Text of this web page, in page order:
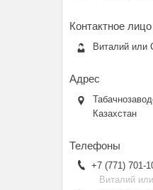
Виталий или
Казахстан
+7 (771) 701-
Виталий